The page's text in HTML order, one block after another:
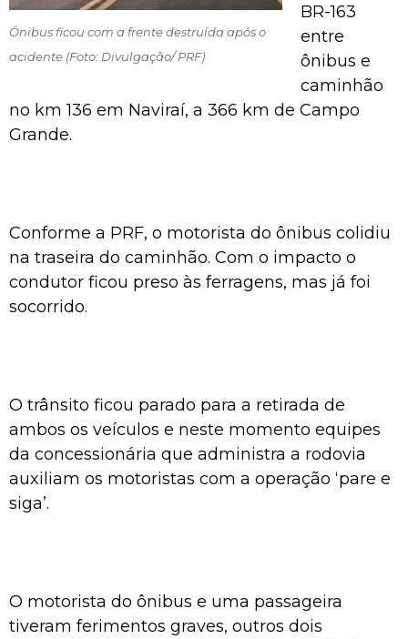
Ônibus ficou com a frente destruída após o
acidente (Foto: Divulgação/ PRF)
BR-163
entre
ônibus e
caminhão
no km 136 em Naviraí, a 366 km de Campo
Grande.
Conforme a PRF, o motorista do ônibus colidiu
na traseira do caminhão. Com o impacto o
condutor ficou preso às ferragens, mas já foi
socorrido.
O trânsito ficou parado para a retirada de
ambos os veículos e neste momento equipes
da concessionária que administra a rodovia
auxiliam os motoristas com a operação ‘pare e
siga’.
O motorista do ônibus e uma passageira
tiveram ferimentos graves, outros dois